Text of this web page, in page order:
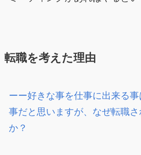
転職を考えた理由
ーー好きな事を仕事に出来る
事だと思いますが、なぜ転職さ
か？